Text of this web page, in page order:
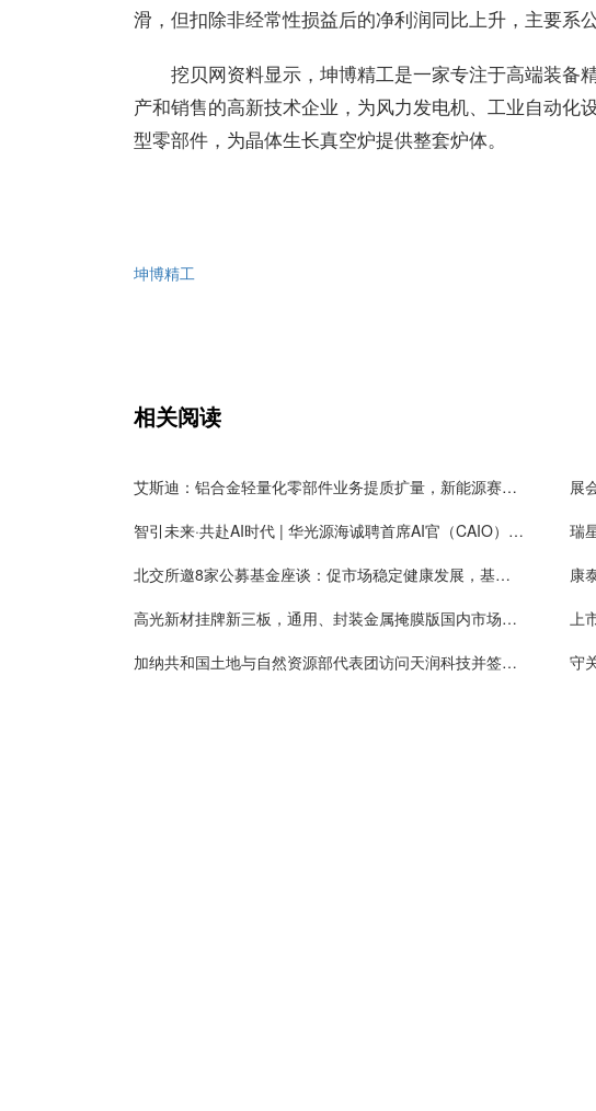
滑，但扣除非经常性损益后的净利润同比上升，主要系
挖贝网资料显示，坤博精工是一家专注于高端装备
产和销售的高新技术企业，为风力发电机、工业自动化
型零部件，为晶体生长真空炉提供整套炉体。
坤博精工
相关阅读
艾斯迪：铝合金轻量化零部件业务提质扩量，新能源赛道占比持续提高
智引未来·共赴AI时代 | 华光源海诚聘首席AI官（CAIO），共创智慧物流新未来！
北交所邀8家公募基金座谈：促市场稳定健康发展，基金称上市公司质量持续提升
康
高光新材挂牌新三板，通用、封装金属掩膜版国内市场份额排名第一
加纳共和国土地与自然资源部代表团访问天润科技并签署合作备忘录